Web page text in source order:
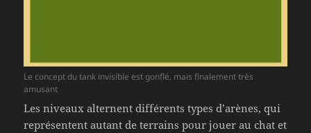
Le concept du tank invisible est gonflé, mais finalement très
amusant
Les niveaux alternent différents types d’arènes, qui
représentent autant de terrains pour jouer au chat et